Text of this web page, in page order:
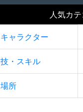
人気カ
キャラクター
技・スキル
場所